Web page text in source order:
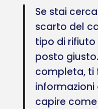
Se stai
scarto del
tipo di rifiuto
posto
completa, ti
informazioni
capire